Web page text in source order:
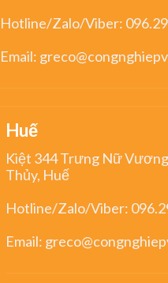
Hotline/Zalo/Viber:
Email:
Huế
Kiệt 344 Trưng Nữ
Thủy, Huế
Hotline/Zalo/Viber:
Email: